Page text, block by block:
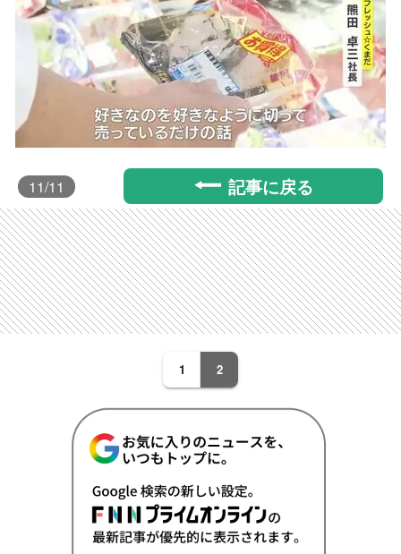
11/11 記事に戻る
1 2